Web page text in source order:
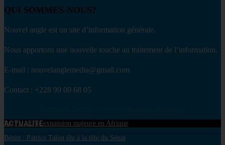
QUI SOMMES-NOUS?
Nouvel angle est un site d’information générale.
Nous apportons une nouvelle touche au traitement de l’information.
E-mail : nouvelanglemedia@gmail.com
Contact : +228 99 00 68 05
ACTUALITE
PayPal : Une expansion majeure en Afrique
Bénin : Patrice Talon élu à la tête du Sénat